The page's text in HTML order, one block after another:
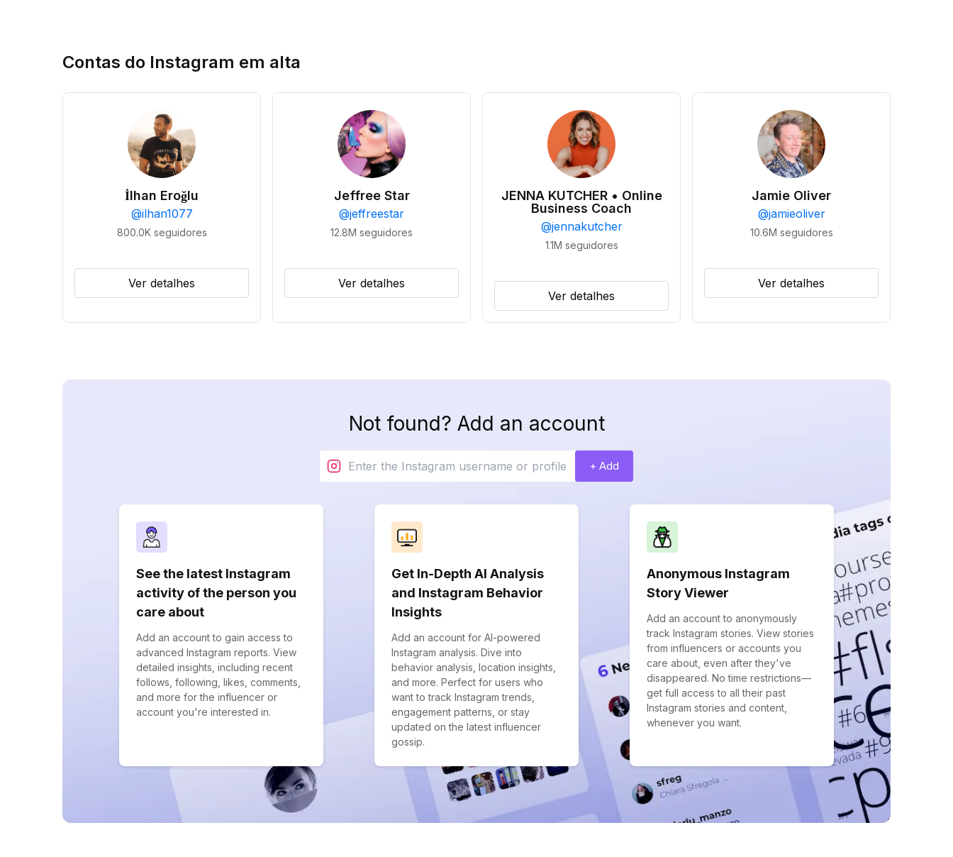
Contas do Instagram em alta
İlhan Eroğlu
@ilhan1077
800.0K seguidores
Ver detalhes
Jeffree Star
@jeffreestar
12.8M seguidores
Ver detalhes
JENNA KUTCHER • Online
Business Coach
@jennakutcher
1.1M seguidores
Ver detalhes
Jamie Oliver
@jamieoliver
10.6M seguidores
Ver detalhes
Not found? Add an account
+ Add
See the latest Instagram
activity of the person you
care about
Add an account to gain access to
advanced Instagram reports. View
detailed insights, including recent
follows, following, likes, comments,
and more for the influencer or
account you're interested in.
Get In-Depth AI Analysis
and Instagram Behavior
Insights
Add an account for AI-powered
Instagram analysis. Dive into
behavior analysis, location insights,
and more. Perfect for users who
want to track Instagram trends,
engagement patterns, or stay
updated on the latest influencer
gossip.
Anonymous Instagram
Story Viewer
Add an account to anonymously
track Instagram stories. View stories
from influencers or accounts you
care about, even after they've
disappeared. No time restrictions—
get full access to all their past
Instagram stories and content,
whenever you want.